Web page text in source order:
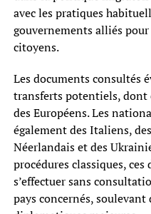
avec les pratiques
gouvernements alliés
citoyens.
Les documents consultés
transferts potentiels,
des Européens. Les
également des Italiens,
Néerlandais et des
procédures classiques,
s’effectuer sans
pays concernés,